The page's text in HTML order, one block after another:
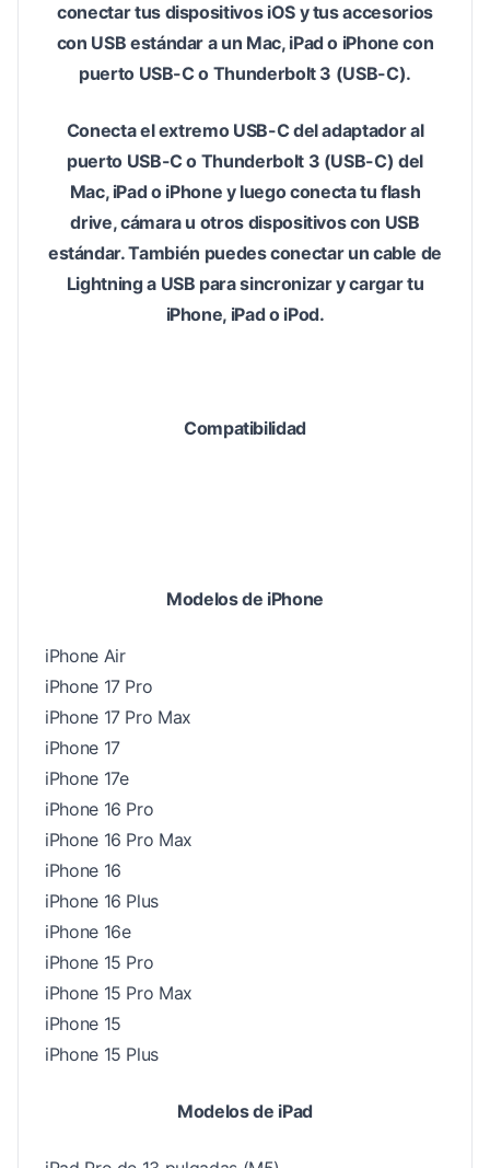
conectar tus dispositivos iOS y tus accesorios
con USB estándar a un Mac, iPad o iPhone con
puerto USB-C o Thunderbolt 3 (USB-C).
Conecta el extremo USB-C del adaptador al
puerto USB-C o Thunderbolt 3 (USB-C) del
Mac, iPad o iPhone y luego conecta tu flash
drive, cámara u otros dispositivos con USB
estándar. También puedes conectar un cable de
Lightning a USB para sincronizar y cargar tu
iPhone, iPad o iPod.
Compatibilidad
Modelos de iPhone
iPhone Air
iPhone 17 Pro
iPhone 17 Pro Max
iPhone 17
iPhone 17e
iPhone 16 Pro
iPhone 16 Pro Max
iPhone 16
iPhone 16 Plus
iPhone 16e
iPhone 15 Pro
iPhone 15 Pro Max
iPhone 15
iPhone 15 Plus
Modelos de iPad